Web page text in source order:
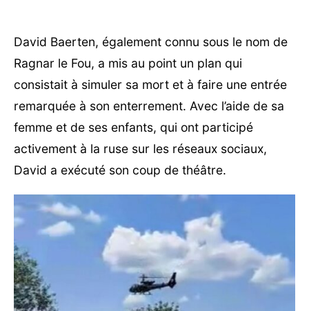
David Baerten, également connu sous le nom de
Ragnar le Fou, a mis au point un plan qui
consistait à simuler sa mort et à faire une entrée
remarquée à son enterrement. Avec l’aide de sa
femme et de ses enfants, qui ont participé
activement à la ruse sur les réseaux sociaux,
David a exécuté son coup de théâtre.